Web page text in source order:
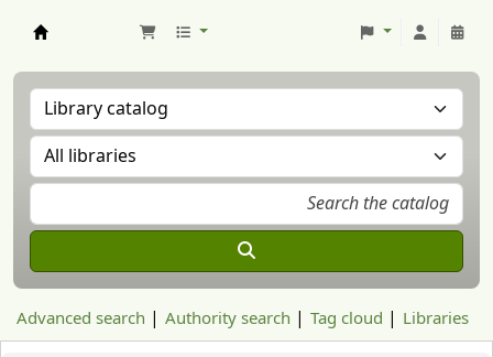
Advanced search Authority search Tag cloud Libraries